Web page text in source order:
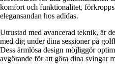
komfort och funktionalitet,
elegansandan hos adidas.
Utrustad med avancerad teknik, är
med dig under dina sessioner på
Dess ärmlösa design möjliggör
avgörande för att göra dina svingar